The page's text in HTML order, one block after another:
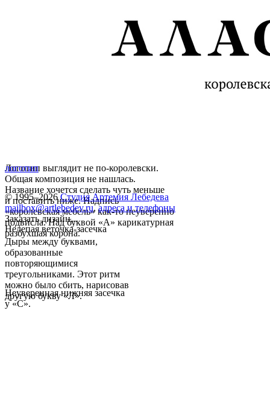
Логотип выглядит не по-королевски.
Общая композиция не нашлась.
Название хочется сделать чуть меньше
и поставить ниже. Надпись
«королевская мебель» как-то неуверенно
подвисла. Над буквой «А» карикатурная
разбухшая корона.
Нелепая веточка-засечка
Дыры между буквами,
образованные
повторяющимися
треугольниками. Этот ритм
можно было сбить, нарисовав
другую букву «Л».
Неуверенная нижняя засечка
у «С».
логотип
© 1995–2026 Студия Артемия Лебедева
mailbox@artlebedev.ru, адреса и телефоны
Заказать дизайн...